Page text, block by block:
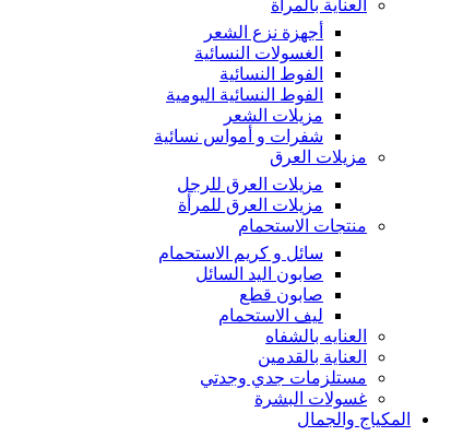
العناية بالمرأة
أجهزة نزع الشعر
الغسولات النسائية
الفوط النسائية
الفوط النسائية اليومية
مزيلات الشعر
شفرات و أمواس نسائية
مزيلات العرق
مزيلات العرق للرجل
مزيلات العرق للمرأة
منتجات الاستحمام
سائل و كريم الاستحمام
صابون اليد السائل
صابون قطع
ليف الاستحمام
العنايه بالشفاه
العناية بالقدمين
مستلزمات جدي وجدتي
غسولات البشرة
المكياج والجمال